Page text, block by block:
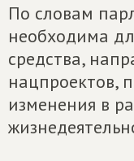
По словам
необходима
средства,
нацпроектов,
изменения в